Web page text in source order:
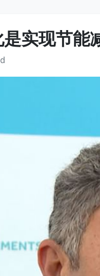
实现节能